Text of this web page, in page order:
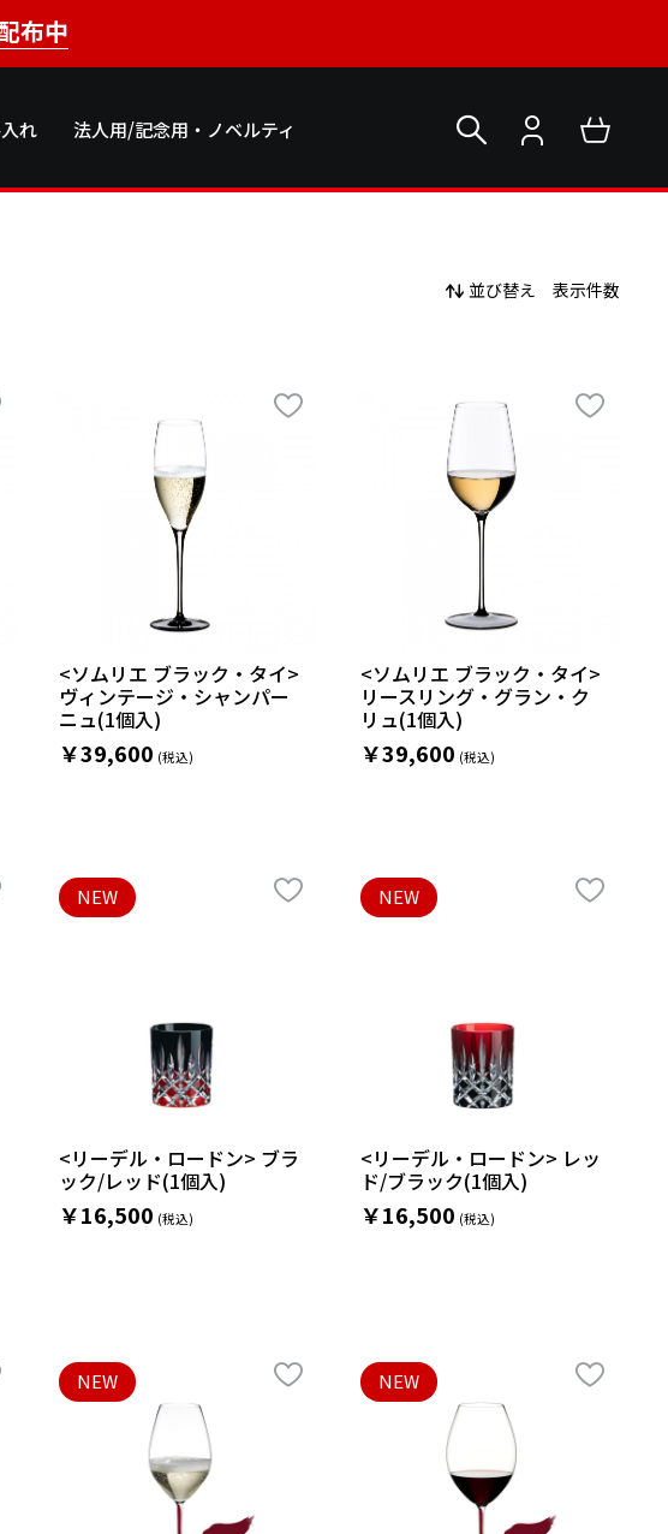
布中
れ 法人用/記念用・ノベルティ
並び替え 表示件数
<ソムリエ ブラック・タイ>
ヴィンテージ・シャンパー
ニュ(1個入)
￥39,600
<ソムリエ ブラック・タイ>
リースリング・グラン・ク
リュ(1個入)
￥39,600
<リーデル・ロードン> ブラ
ック/レッド(1個入)
￥16,500
NEW
<リーデル・ロードン> レッ
ド/ブラック(1個入)
￥16,500
NEW
NEW NEW